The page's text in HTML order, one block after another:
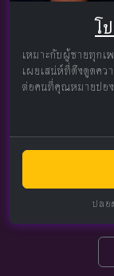
โ
เหมาะกับผู้ชายทุกเ
เผยเสน่ห์ที่ดึงดูดคว
ต่อคนที่คุณหมายปอง
ปลอ